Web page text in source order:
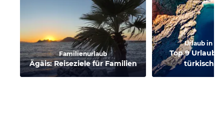
Familienurlaub
Ägäis: Reiseziele für Familien
Urlaub in
Top 9